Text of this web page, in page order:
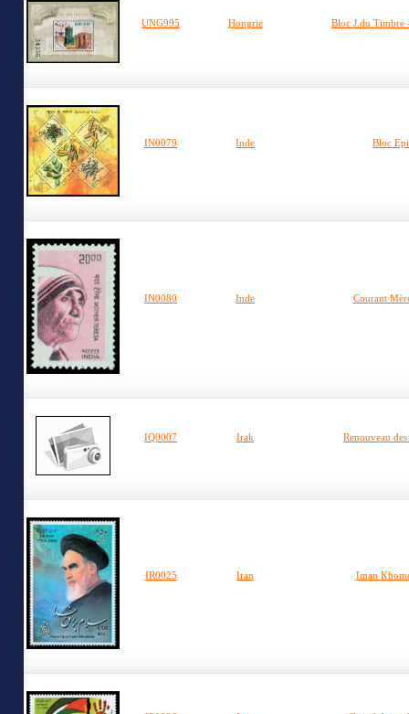
UNG995 Hongrie Bloc J.du Timbre
IN0079 Inde Bloc
IN0080 Inde Courant
IQ0007 Irak Renouveau
IR0025 Iran Iman